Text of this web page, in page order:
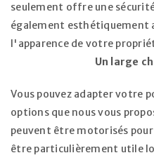
seulement offre une
également esthétiquement
l'apparence de votre
Un large
Vous pouvez adapter votre
options que nous vous
peuvent être motorisés
être particulièrement utile